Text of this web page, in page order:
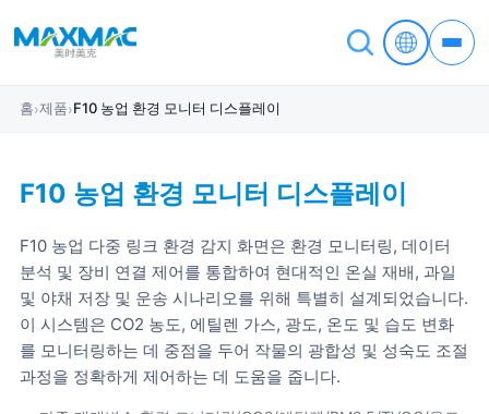
홈›제품›F10 농업 환경 모니터 디스플레이
F10 농업 환경 모니터 디스플레이
F10 농업 다중 링크 환경 감지 화면은 환경 모니터링, 데이터
분석 및 장비 연결 제어를 통합하여 현대적인 온실 재배, 과일
및 야채 저장 및 운송 시나리오를 위해 특별히 설계되었습니다.
이 시스템은 CO2 농도, 에틸렌 가스, 광도, 온도 및 습도 변화
를 모니터링하는 데 중점을 두어 작물의 광합성 및 성숙도 조절
과정을 정확하게 제어하는 ​​데 도움을 줍니다.